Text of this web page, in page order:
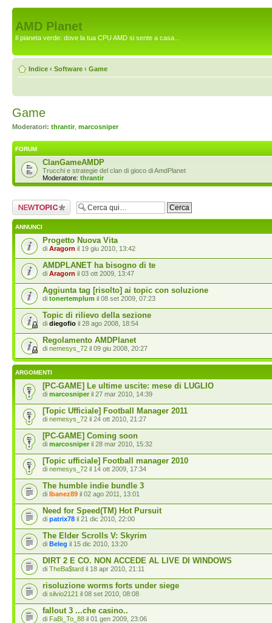
AMD Planet
Il pianeta verde: dove la tua CPU AMD si sente a casa...
Indice ‹ Software ‹ Game
Game
Moderatori: thrantir, marcosniper
FORUM
ClanGameAMDP
Trucchi e strategie del clan di gioco di AmdPlanet
Moderatore: thrantir
Scrivi un nuovo
argomento
ANNUNCI
Progetto Nuova Vita
di Aragorn il 19 giu 2010, 13:42
AMDPLANET ha bisogno di te
di Aragorn il 03 ott 2009, 13:47
Aggiunta tag [risolto] ai topic con soluzione
di tonertemplum il 08 set 2009, 07:23
Topic di rilievo della sezione
di diegofio il 28 ago 2008, 18:54
Regolamento AMDPlanet
di nemesys_72 il 09 giu 2008, 20:27
ARGOMENTI
[PC-GAME] Le ultime uscite: mese di LUGLIO
di marcosniper il 27 mar 2010, 14:39
[Topic Ufficiale] Football Manager 2011
di nemesys_72 il 24 ott 2010, 21:27
[PC-GAME] Coming soon
di marcosniper il 28 mar 2010, 15:32
[Topic ufficiale] Football manager 2010
di nemesys_72 il 14 ott 2009, 17:34
The humble indie bundle 3
di Ibanez89 il 02 ago 2011, 13:01
Need for Speed(TM) Hot Pursuit
di patrix78 il 21 dic 2010, 22:00
The Elder Scrolls V: Skyrim
di Beleg il 15 dic 2010, 13:20
DIRT 2 E CO. NON ACCEDE AL LIVE DI WINDOWS
di TheBa$tard il 18 apr 2010, 21:11
risoluzione worms forts under siege
di silvio2121 il 08 set 2010, 08:08
fallout 3 ...che casino..
di FaBi_To_88 il 01 gen 2009, 23:06